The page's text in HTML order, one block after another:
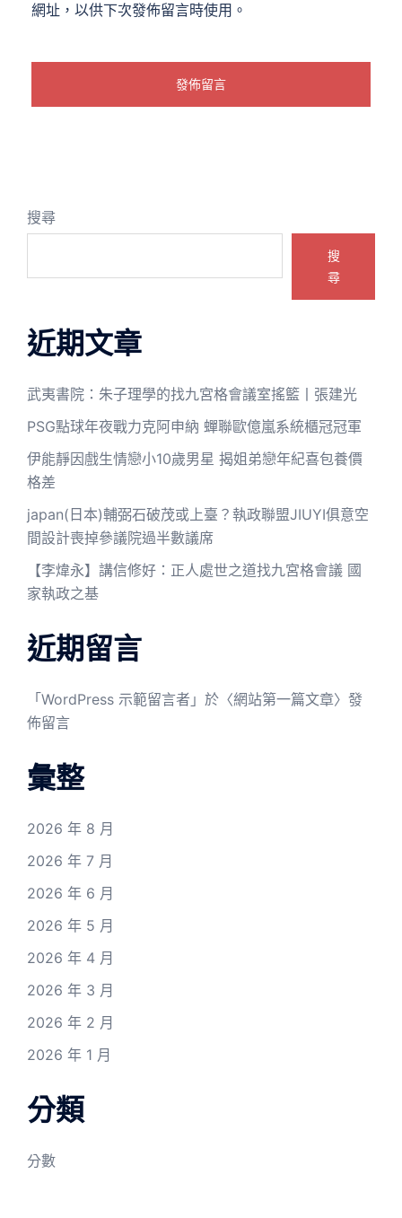
網址，以供下次發佈留言時使用。
搜尋
搜
尋
近期文章
武夷書院：朱子理學的找九宮格會議室搖籃丨張建光
PSG點球年夜戰力克阿申納 蟬聯歐億嵐系統櫃冠冠軍
伊能靜因戲生情戀小10歲男星 揭姐弟戀年紀喜包養價
格差
japan(日本)輔弼石破茂或上臺？執政聯盟JIUYI俱意空
間設計喪掉參議院過半數議席
【李煒永】講信修好：正人處世之道找九宮格會議 國
家執政之基
近期留言
「 WordPress 示範留言者 」於〈網站第一篇文章〉發
佈留言
彙整
2026 年 8 月
2026 年 7 月
2026 年 6 月
2026 年 5 月
2026 年 4 月
2026 年 3 月
2026 年 2 月
2026 年 1 月
分類
分數